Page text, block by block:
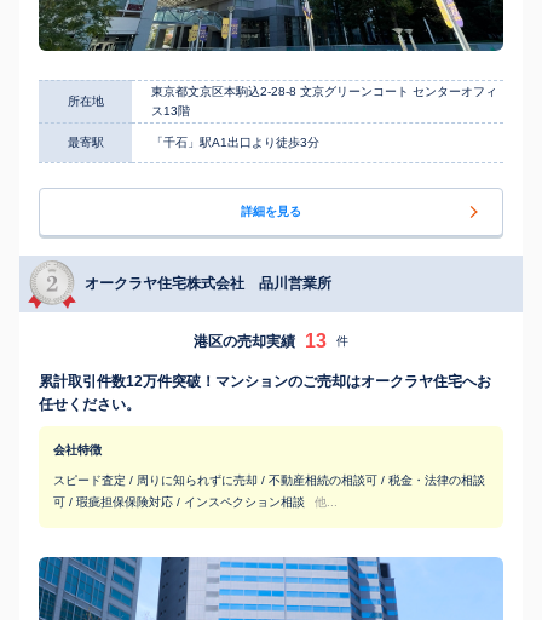
所在地
東京都文京区本駒込2-28-8 文京グリーンコート センターオフィ
ス13階
最寄駅 「千石」駅A1出口より徒歩3分
詳細を見る
オークラヤ住宅株式会社 品川営業所
港区の売却実績 13 件
累計取引件数12万件突破！マンションのご売却はオークラヤ住宅へお
任せください。
会社特徴
スピード査定 / 周りに知られずに売却 / 不動産相続の相談可 / 税金・法律の相談
可 / 瑕疵担保保険対応 / インスペクション相談
他...